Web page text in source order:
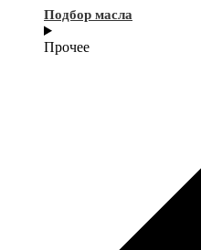
Подбор масла
Прочее